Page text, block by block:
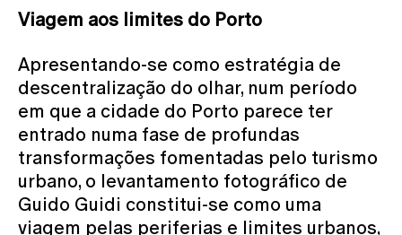
Viagem aos limites do Porto
Apresentando-se como estratégia de
descentralização do olhar, num período
em que a cidade do Porto parece ter
entrado numa fase de profundas
transformações fomentadas pelo turismo
urbano, o levantamento fotográfico de
Guido Guidi constitui-se como uma
viagem pelas periferias e limites urbanos,